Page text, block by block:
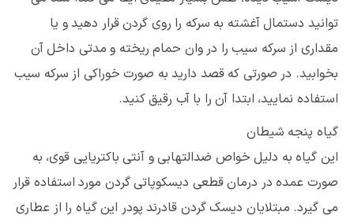
توانید دستمال آغشته به سرکه را روی گردن قرار دهید و یا
مقداری از سرکه سیب را در وان حمام ریخته و مدتی داخل آن
بخوابید. در صورتی که قصد دارید به صورت خوراکی از سرکه سیب
استفاده نمایید، ابتدا آن را با آب رقیق کنید.
گیاه پنجه شیطان
این گیاه به دلیل خواص ضدالتهابی و آنتی باکتریایی قوی، به
صورت عمده در درمان قطعی دیسکوپاتی گردن مورد استفاده قرار
می گیرد. مبتلایان دیسک گردن قادرند پودر این گیاه را از عطاری